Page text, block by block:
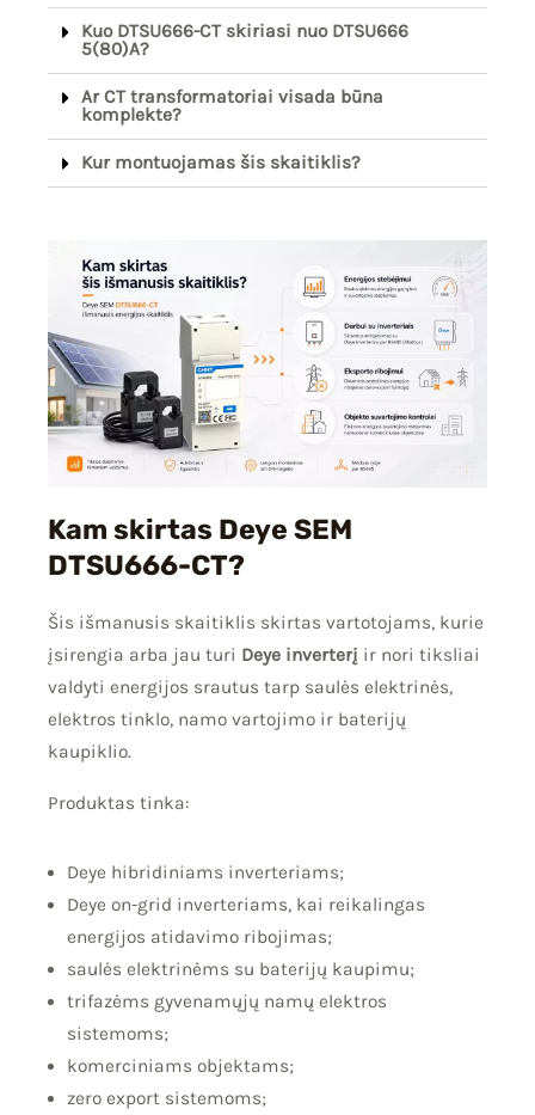
Kuo DTSU666-CT skiriasi nuo DTSU666
5(80)A?
Ar CT transformatoriai visada būna
komplekte?
Kur montuojamas šis skaitiklis?
Kam skirtas Deye SEM
DTSU666-CT?
Šis išmanusis skaitiklis skirtas vartotojams, kurie
įsirengia arba jau turi Deye inverterį ir nori tiksliai
valdyti energijos srautus tarp saulės elektrinės,
elektros tinklo, namo vartojimo ir baterijų
kaupiklio.
Produktas tinka:
Deye hibridiniams inverteriams;
Deye on-grid inverteriams, kai reikalingas
energijos atidavimo ribojimas;
saulės elektrinėms su baterijų kaupimu;
trifazėms gyvenamųjų namų elektros
sistemoms;
komerciniams objektams;
zero export sistemoms;